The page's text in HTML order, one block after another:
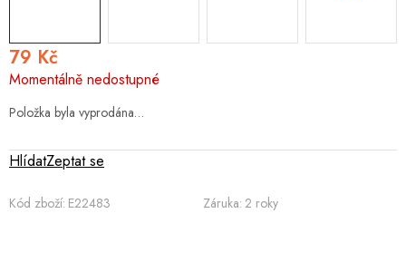
79 Kč
cena:
Položka byla vyprodána…
Momentálně nedostupné
Kód zboží: E22483 Záruka: 2 roky
Zeptat se
Hlídat